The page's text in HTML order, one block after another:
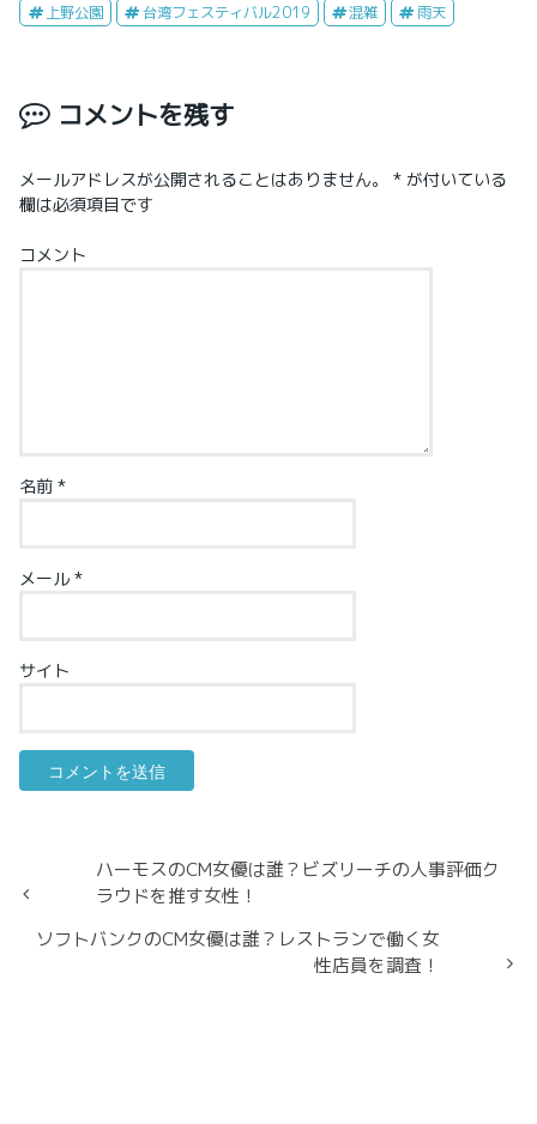
上野公園
台湾フェスティバル2019 混雑 雨天
コメントを残す
メールアドレスが公開されることはありません。 * が付いている
欄は必須項目です
コメント
名前*
メール*
サイト
ハーモスのCM女優は誰？ビズリーチの人事評価ク
ラウドを推す女性！
ソフトバンクのCM女優は誰？レストランで働く女
性店員を調査！